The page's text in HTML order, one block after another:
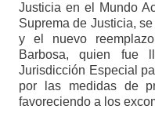
Justicia en el Mundo
Suprema de Justicia,
y el nuevo
Barbosa, quien fue
Jurisdicción Especial
por las medidas de
favoreciendo a los